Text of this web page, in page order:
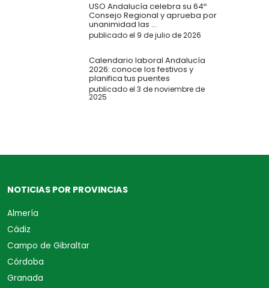
USO Andalucía celebra su 64º
Consejo Regional y aprueba por
unanimidad las ...
publicado el 9 de julio de 2026
Calendario laboral Andalucía
2026: conoce los festivos y
planifica tus puentes
publicado el 3 de noviembre de
2025
NOTICIAS POR PROVINCIAS
Almería
Cádiz
Campo de Gibraltar
Córdoba
Granada